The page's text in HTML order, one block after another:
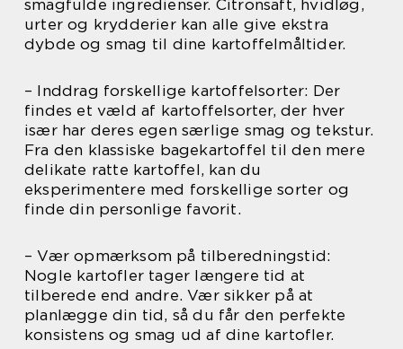
smagfulde ingredienser. Citronsaft, hvidløg,
urter og krydderier kan alle give ekstra
dybde og smag til dine kartoffelmåltider.
– Inddrag forskellige kartoffelsorter: Der
findes et væld af kartoffelsorter, der hver
især har deres egen særlige smag og tekstur.
Fra den klassiske bagekartoffel til den mere
delikate ratte kartoffel, kan du
eksperimentere med forskellige sorter og
finde din personlige favorit.
– Vær opmærksom på tilberedningstid:
Nogle kartofler tager længere tid at
tilberede end andre. Vær sikker på at
planlægge din tid, så du får den perfekte
konsistens og smag ud af dine kartofler.